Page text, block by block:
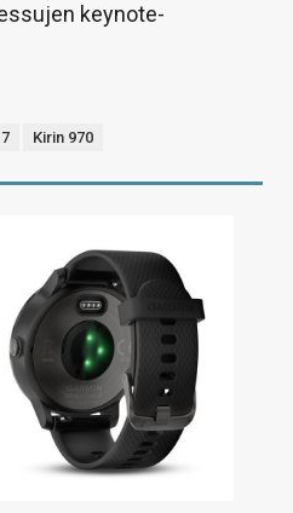
keynote-
Kirin 970